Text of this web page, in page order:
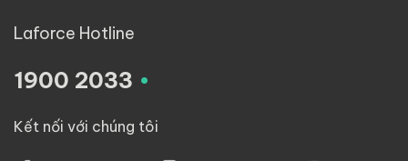
Laforce Hotline
1900 2033 .
Kết nối với chúng tôi